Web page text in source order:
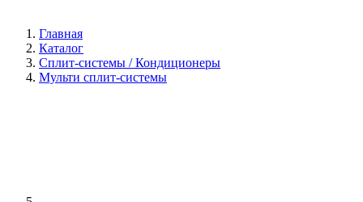
Главная
Каталог
Сплит-системы / Кондиционеры
Мульти сплит-системы